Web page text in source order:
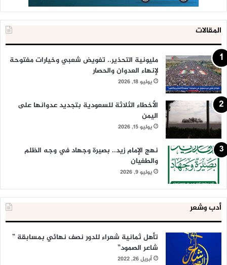
المقالات
مليونية التحذير.. تفويض شعبي وخيارات مفتوحة
لإنهاء العدوان والحصار
يوليو 18, 2026
الأخطاء الثلاثة للسعودية بتجديد عدوانها على
اليمن
يوليو 15, 2026
نهج الإمام زيد.. بصيرة وجهاد في وجه الظلم
والطغيان
يوليو 9, 2026
أدب وشعر
تأهل ثمانية شعراء للدور نصف نهائي بمسابقة ”
شاعر الصمود”
أبريل 26, 2022